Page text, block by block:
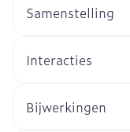
Samenstelling
Interacties
Bijwerkingen